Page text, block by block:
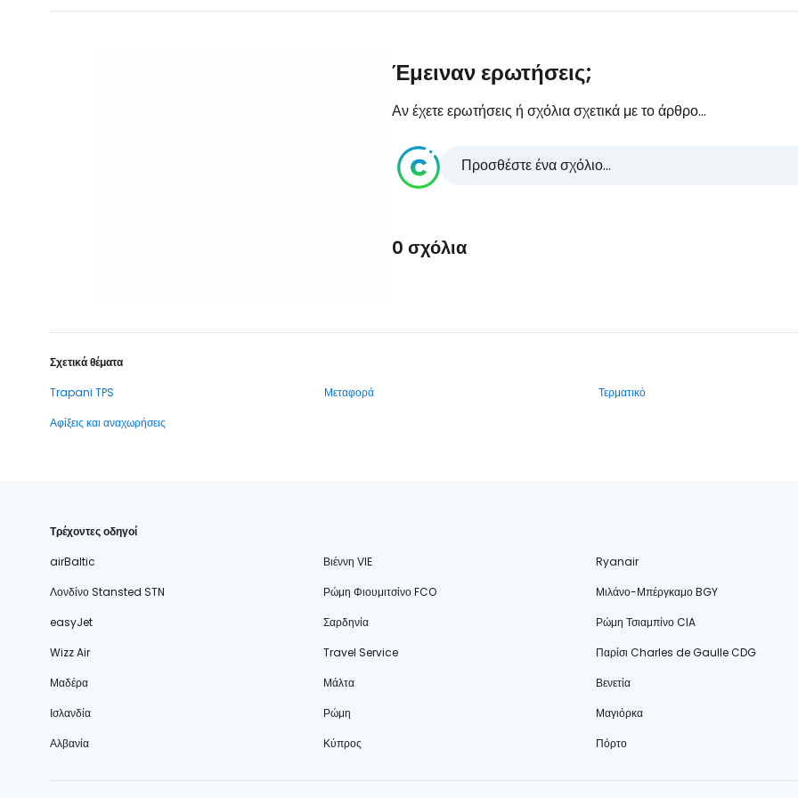
Έμειναν ερωτήσεις;
Αν έχετε ερωτήσεις ή σχόλια σχετικά με το άρθρο...
Προσθέστε ένα σχόλιο...
0 σχόλια
Σχετικά θέματα
Trapani TPS
Μεταφορά Τερματικό
Αφίξεις και αναχωρήσεις
Τρέχοντες οδηγοί
airBaltic
Βιέννη VIE
Ryanair
Λονδίνο Stansted STN
Ρώμη Φιουμιτσίνο FCO
Μιλάνο-Μπέργκαμο BGY
easyJet
Σαρδηνία
Ρώμη Τσιαμπίνο CIA
Wizz Air
Travel Service
Παρίσι Charles de Gaulle CDG
Μαδέρα
Μάλτα
Βενετία
Ισλανδία
Ρώμη
Μαγιόρκα
Αλβανία
Κύπρος Πόρτο